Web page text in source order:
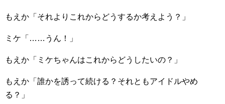
もえか「それよりこれからどうするか考えよう？」
ミケ「……うん！」
もえか「ミケちゃんはこれからどうしたいの？」
もえか「誰かを誘って続ける？それともアイドルやめ
る？」